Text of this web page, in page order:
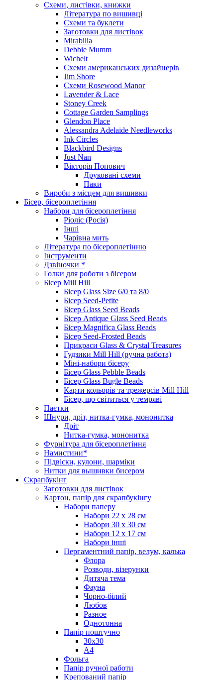
Схеми, листівки, книжки
Література по вишивці
Схеми та буклети
Заготовки для листівок
Mirabilia
Debbie Mumm
Wichelt
Схеми американських дизайнерів
Jim Shore
Cхеми Rosewood Manor
Lavender & Lace
Stoney Creek
Cottage Garden Samplings
Glendon Place
Alessandra Adelaide Needleworks
Ink Circles
Blackbird Designs
Just Nan
Вікторія Попович
Друковані схеми
Паки
Вироби з місцем для вишивки
Бісер, бісероплетіння
Набори для бісероплетіння
Ріоліс (Росія)
Інші
Чарівна мить
Література по бісероплетінню
Інструменти
Дзвіночки *
Голки для роботи з бісером
Бісер Mill Hill
Бісер Glass Size 6/0 та 8/0
Бісер Seed-Petite
Бісер Glass Seed Beads
Бісер Antique Glass Seed Beads
Бісер Magnifica Glass Beads
Бісер Seed-Frosted Beads
Прикраси Glass & Crystal Treasures
Гудзики Mill Hill (ручна работа)
Міні-набори бісеру
Бісер Glass Pebble Beads
Бісер Glass Bugle Beads
Карти кольорів та трежерсів Mill Hill
Бісер, що світиться у темряві
Паєтки
Шнури, дріт, нитка-гумка, мононитка
Дріт
Нитка-гумка, мононитка
Фурнітура для бісероплетіння
Намистини*
Підвіски, кулони, шарміки
Нитки для вышивки бисером
Скрапбукінг
Заготовки для листівок
Картон, папір для скрапбукінгу
Набори паперу
Набори 22 х 28 см
Набори 30 х 30 см
Набори 12 х 17 см
Набори інші
Пергаментний папір, велум, калька
Флора
Розводи, візерунки
Дитяча тема
Фауна
Чорно-білий
Любов
Разное
Однотонна
Папір поштучно
30х30
А4
Фольга
Папір ручної работи
Крепований папір